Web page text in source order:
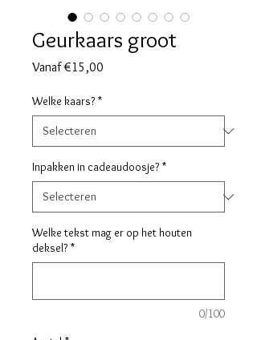
Geurkaars groot
Vanaf€15,00
Welke kaars? *
Inpakken in cadeaudoosje? *
Welke tekst mag er op het houten
deksel? *
0/100